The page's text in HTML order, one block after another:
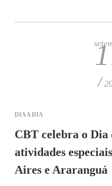
/
DIA A DIA
CBT celebra o
atividades
Aires e Araranguá